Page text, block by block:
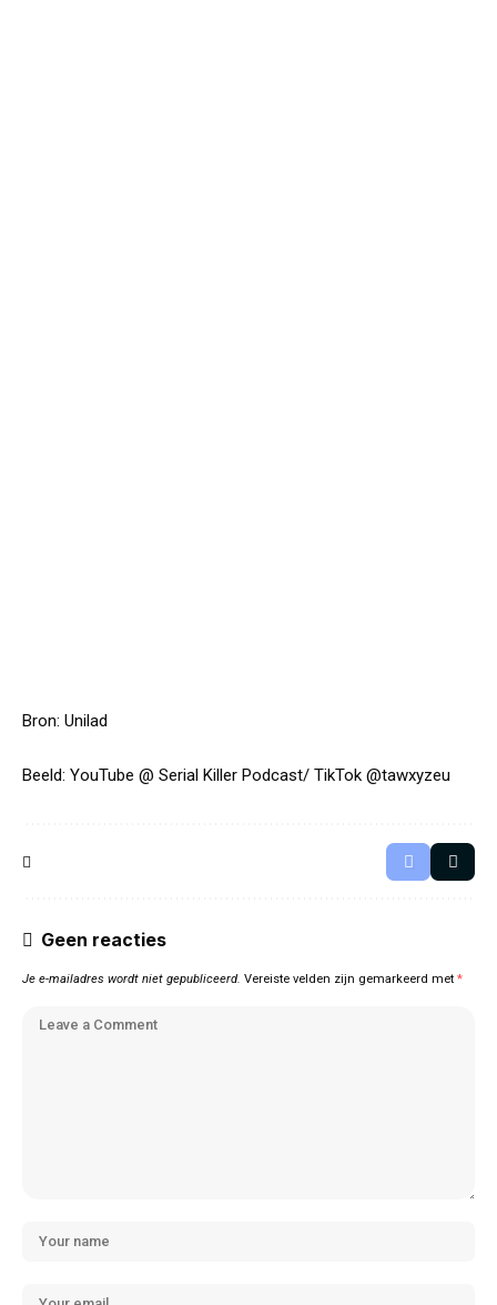
Bron: Unilad
Beeld: YouTube @ Serial Killer Podcast/ TikTok @tawxyzeu
Geen reacties
Je e-mailadres wordt niet gepubliceerd. Vereiste velden zijn gemarkeerd met *